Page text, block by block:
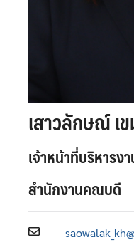
เสาวลักษณ์ เ
เจ้าหน้าที่บริหารง
สำนักงานคณบดี